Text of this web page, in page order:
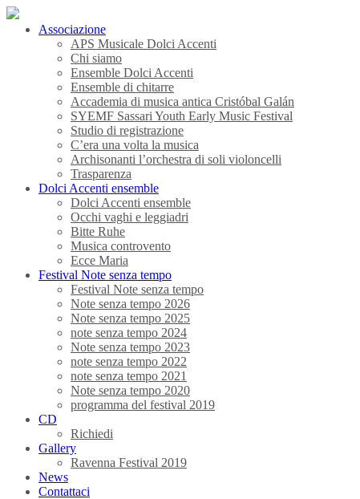
Associazione
APS Musicale Dolci Accenti
Chi siamo
Ensemble Dolci Accenti
Ensemble di chitarre
Accademia di musica antica Cristóbal Galán
SYEMF Sassari Youth Early Music Festival
Studio di registrazione
C’era una volta la musica
Archisonanti l’orchestra di soli violoncelli
Trasparenza
Dolci Accenti ensemble
Dolci Accenti ensemble
Occhi vaghi e leggiadri
Bitte Ruhe
Musica controvento
Ecce Maria
Festival Note senza tempo
Festival Note senza tempo
Note senza tempo 2026
Note senza tempo 2025
note senza tempo 2024
Note senza tempo 2023
note senza tempo 2022
note senza tempo 2021
Note senza tempo 2020
programma del festival 2019
CD
Richiedi
Gallery
Ravenna Festival 2019
News
Contattaci